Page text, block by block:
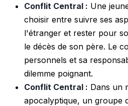
Conflit Central : Une
choisir entre suivre ses
l'étranger et rester pour
le décès de son père. Le
personnels et sa
dilemme poignant.
Conflit Central : Dans un
apocalyptique, un groupe